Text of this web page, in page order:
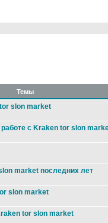
Темы
slon market
с Kraken tor slon
market последних лет
slon market
tor slon market